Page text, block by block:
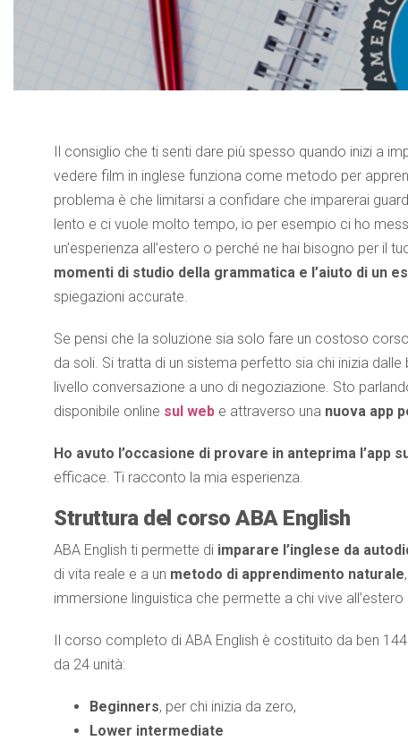
Il consiglio che ti senti dare più spesso quando inizi a
vedere film in inglese funziona come metodo per
problema è che limitarsi a confidare che imparerai
lento e ci vuole molto tempo, io per esempio ci ho
un’esperienza all’estero o perché ne hai bisogno per il
momenti di studio della grammatica e l’aiuto di un
spiegazioni accurate.
Se pensi che la soluzione sia solo fare un costoso
da soli. Si tratta di un sistema perfetto sia chi inizia
livello conversazione a uno di negoziazione. Sto
disponibile online sul web e attraverso una nuova app
Ho avuto l’occasione di provare in anteprima l’app
efficace. Ti racconto la mia esperienza.
Struttura del corso ABA English
ABA English ti permette di imparare l’inglese da
di vita reale e a un metodo di apprendimento naturale
immersione linguistica che permette a chi vive all’estero
Il corso completo di ABA English è costituito da ben
da 24 unità:
Beginners, per chi inizia da zero,
Lower intermediate